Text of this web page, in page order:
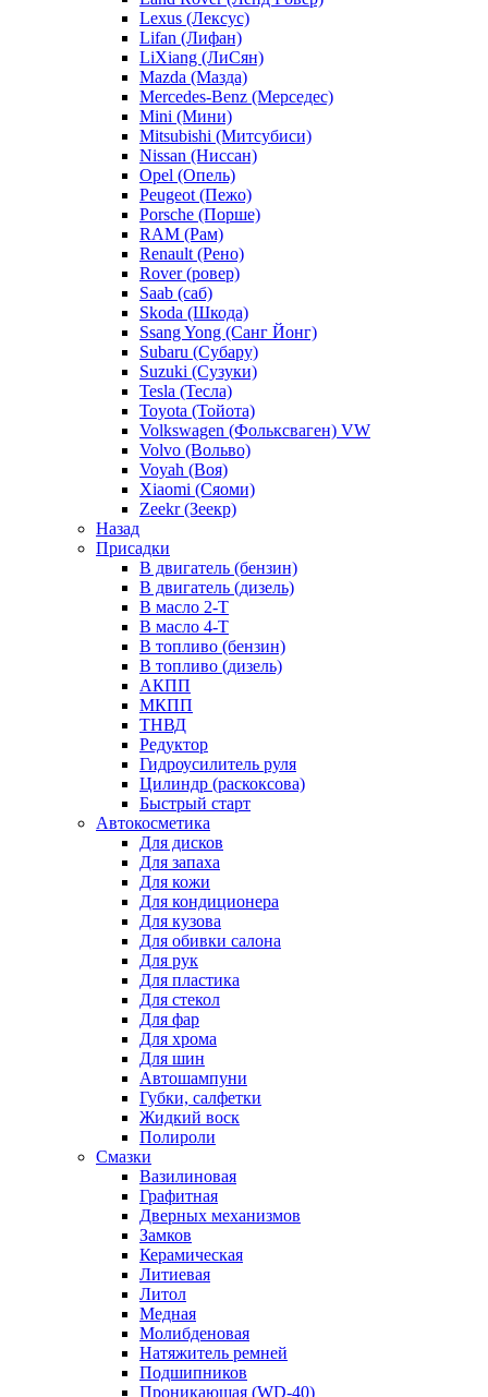
Lexus (Лексус)
Lifan (Лифан)
LiXiang (ЛиСян)
Mazda (Мазда)
Mercedes-Benz (Мерседес)
Mini (Мини)
Mitsubishi (Митсубиси)
Nissan (Ниссан)
Opel (Опель)
Peugeot (Пежо)
Porsche (Порше)
RAM (Рам)
Renault (Рено)
Rover (ровер)
Saab (саб)
Skoda (Шкода)
Ssang Yong (Санг Йонг)
Subaru (Субару)
Suzuki (Сузуки)
Tesla (Тесла)
Toyota (Тойота)
Volkswagen (Фольксваген) VW
Volvo (Вольво)
Voyah (Воя)
Xiaomi (Сяоми)
Zeekr (Зеекр)
Назад
Присадки
В двигатель (бензин)
В двигатель (дизель)
В масло 2-Т
В масло 4-Т
В топливо (бензин)
В топливо (дизель)
АКПП
МКПП
ТНВД
Редуктор
Гидроусилитель руля
Цилиндр (раскоксова)
Быстрый старт
Автокосметика
Для дисков
Для запаха
Для кожи
Для кондиционера
Для кузова
Для обивки салона
Для рук
Для пластика
Для стекол
Для фар
Для хрома
Для шин
Автошампуни
Губки, салфетки
Жидкий воск
Полироли
Смазки
Вазилиновая
Графитная
Дверных механизмов
Замков
Керамическая
Литиевая
Литол
Медная
Молибденовая
Натяжитель ремней
Подшипников
Проникающая (WD-40)